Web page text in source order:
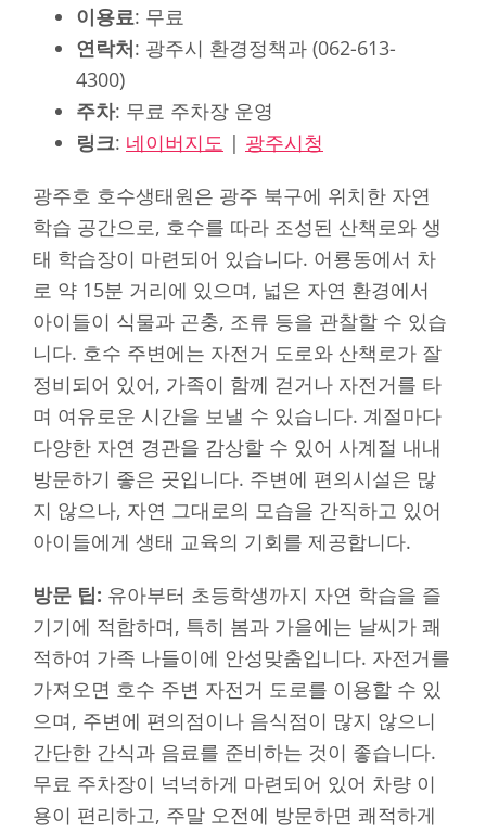
이용료: 무료
연락처: 광주시 환경정책과 (062-613-
4300)
주차: 무료 주차장 운영
링크: 네이버지도 | 광주시청
광주호 호수생태원은 광주 북구에 위치한 자연
학습 공간으로, 호수를 따라 조성된 산책로와 생
태 학습장이 마련되어 있습니다. 어룡동에서 차
로 약 15분 거리에 있으며, 넓은 자연 환경에서
아이들이 식물과 곤충, 조류 등을 관찰할 수 있습
니다. 호수 주변에는 자전거 도로와 산책로가 잘
정비되어 있어, 가족이 함께 걷거나 자전거를 타
며 여유로운 시간을 보낼 수 있습니다. 계절마다
다양한 자연 경관을 감상할 수 있어 사계절 내내
방문하기 좋은 곳입니다. 주변에 편의시설은 많
지 않으나, 자연 그대로의 모습을 간직하고 있어
아이들에게 생태 교육의 기회를 제공합니다.
방문 팁: 유아부터 초등학생까지 자연 학습을 즐
기기에 적합하며, 특히 봄과 가을에는 날씨가 쾌
적하여 가족 나들이에 안성맞춤입니다. 자전거를
가져오면 호수 주변 자전거 도로를 이용할 수 있
으며, 주변에 편의점이나 음식점이 많지 않으니
간단한 간식과 음료를 준비하는 것이 좋습니다.
무료 주차장이 넉넉하게 마련되어 있어 차량 이
용이 편리하고, 주말 오전에 방문하면 쾌적하게